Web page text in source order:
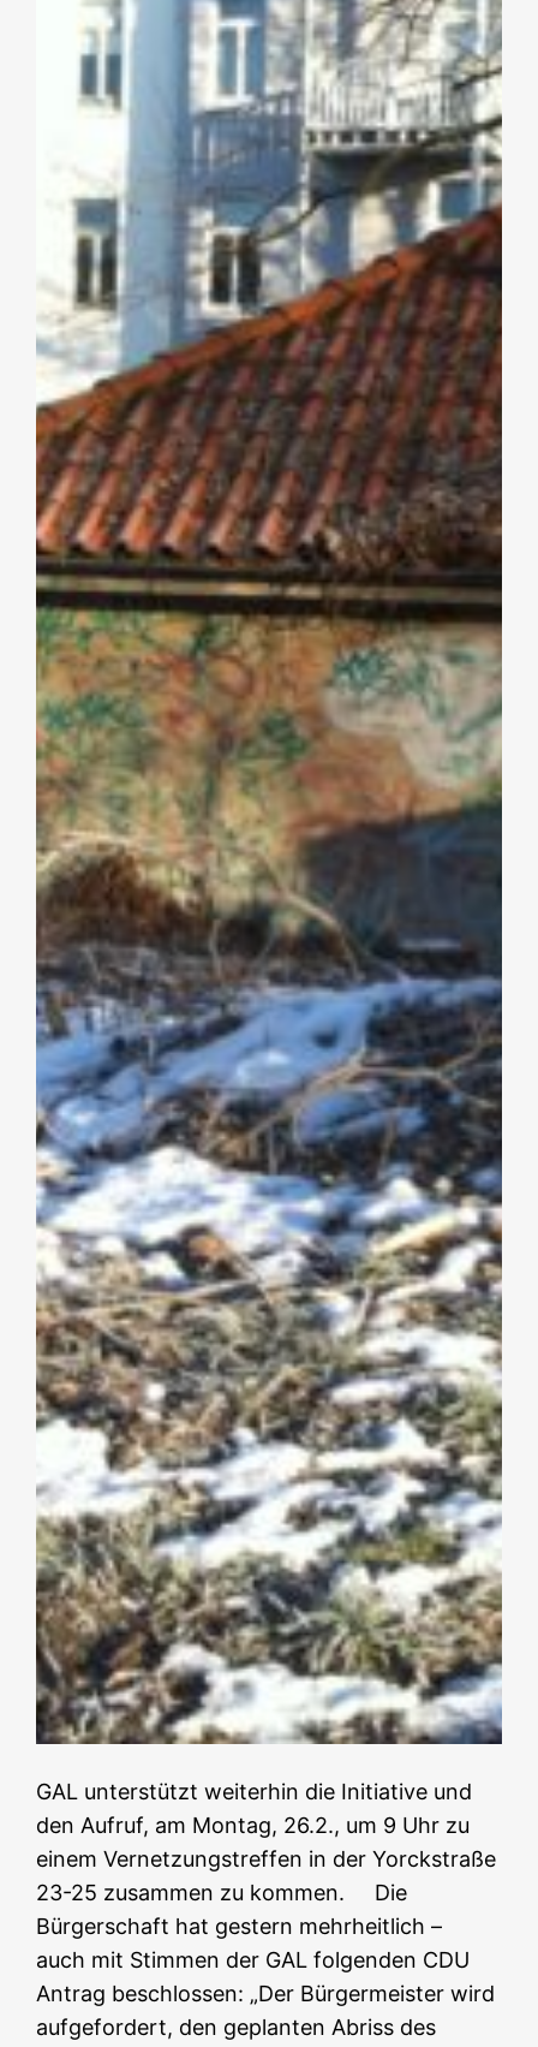
GAL unterstützt weiterhin die Initiative und
den Aufruf, am Montag, 26.2., um 9 Uhr zu
einem Vernetzungstreffen in der Yorckstraße
23-25 zusammen zu kommen. Die
Bürgerschaft hat gestern mehrheitlich –
auch mit Stimmen der GAL folgenden CDU
Antrag beschlossen: „Der Bürgermeister wird
aufgefordert, den geplanten Abriss des